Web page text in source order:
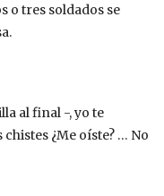
o tres soldados se
al final -, yo te
¿Me oíste? … No